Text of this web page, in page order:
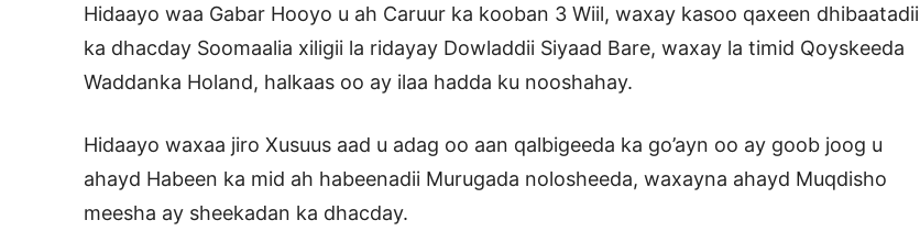
Hidaayo waa Gabar Hooyo u ah Caruur ka kooban 3 Wiil, waxay kasoo qaxeen dhibaatadii
ka dhacday Soomaalia xiligii la ridayay Dowladdii Siyaad Bare, waxay la timid Qoyskeeda
Waddanka Holand, halkaas oo ay ilaa hadda ku nooshahay.
Hidaayo waxaa jiro Xusuus aad u adag oo aan qalbigeeda ka go’ayn oo ay goob joog u
ahayd Habeen ka mid ah habeenadii Murugada nolosheeda, waxayna ahayd Muqdisho
meesha ay sheekadan ka dhacday.